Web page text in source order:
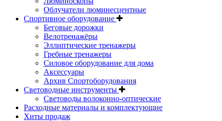
Облучатели люминесцентные
Спортивное оборудование
Беговые дорожки
Велотренажёры
Эллиптические тренажеры
Гребные тренажеры
Силовое оборудование для дома
Аксессуары
Архив Спортоборудования
Световодные инструменты
Световоды волоконно-оптические
Расходные материалы и комплектующие
Хиты продаж